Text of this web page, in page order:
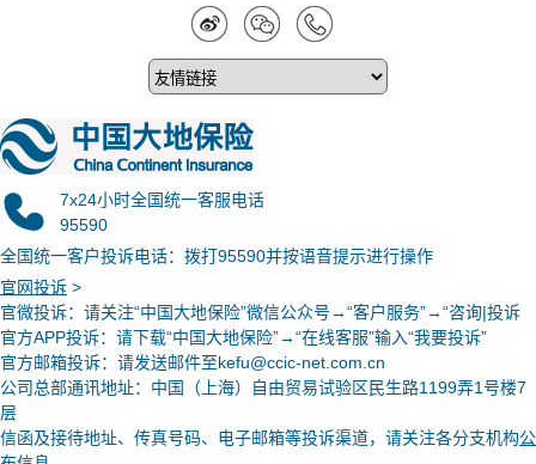
7x24小时全国统一客服电话
95590
全国统一客户投诉电话：拨打95590并按语音提示进行操作
官网投诉 >
官微投诉：请关注“中国大地保险”微信公众号→“客户服务”→“咨询|投诉
官方APP投诉：请下载“中国大地保险”→“在线客服”输入“我要投诉”
官方邮箱投诉：请发送邮件至kefu@ccic-net.com.cn
公司总部通讯地址：中国（上海）自由贸易试验区民生路1199弄1号楼7
层
信函及接待地址、传真号码、电子邮箱等投诉渠道，请关注各分支机构公